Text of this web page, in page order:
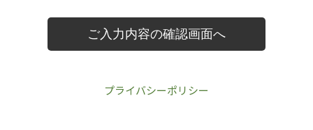
プライバシーポリシー